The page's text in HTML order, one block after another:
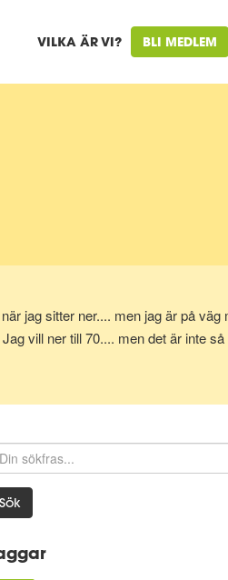
VILKA ÄR VI? BLI MEDLEM
jag sitter ner.... men jag är på väg
vill ner till 70.... men det är inte
Sök